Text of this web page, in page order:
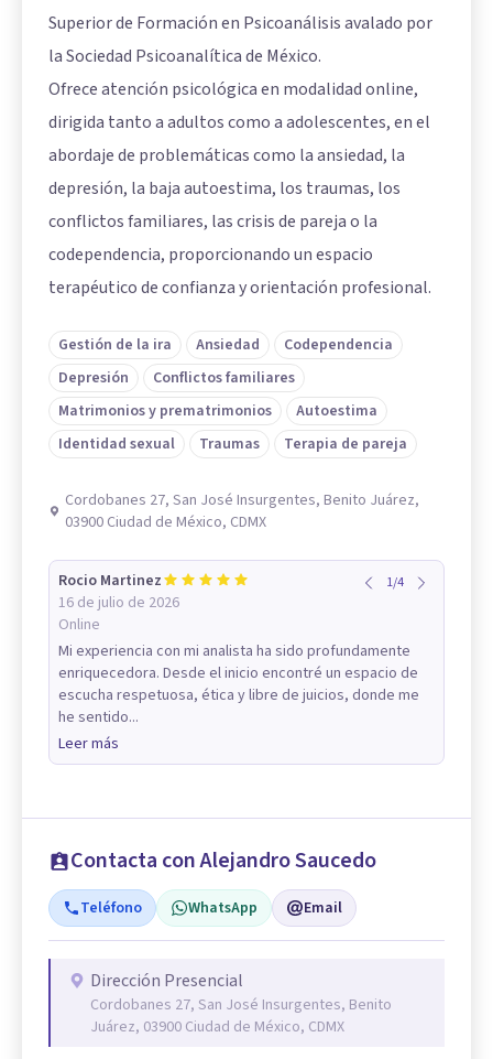
Superior de Formación en Psicoanálisis avalado por
la Sociedad Psicoanalítica de México.
Ofrece atención psicológica en modalidad online,
dirigida tanto a adultos como a adolescentes, en el
abordaje de problemáticas como la ansiedad, la
depresión, la baja autoestima, los traumas, los
conflictos familiares, las crisis de pareja o la
codependencia, proporcionando un espacio
terapéutico de confianza y orientación profesional.
Gestión de la ira Ansiedad
Codependencia
Depresión
Conflictos familiares
Matrimonios y prematrimonios
Autoestima
Identidad sexual
Traumas Terapia de pareja
Cordobanes 27, San José Insurgentes, Benito Juárez,
03900 Ciudad de México, CDMX
Rocio Martinez
16 de julio de 2026
Online
1/4
Mi experiencia con mi analista ha sido profundamente
enriquecedora. Desde el inicio encontré un espacio de
escucha respetuosa, ética y libre de juicios, donde me
he sentido...
Leer más
Contacta con Alejandro Saucedo
Teléfono WhatsApp Email
Dirección Presencial
Cordobanes 27, San José Insurgentes, Benito
Juárez, 03900 Ciudad de México, CDMX